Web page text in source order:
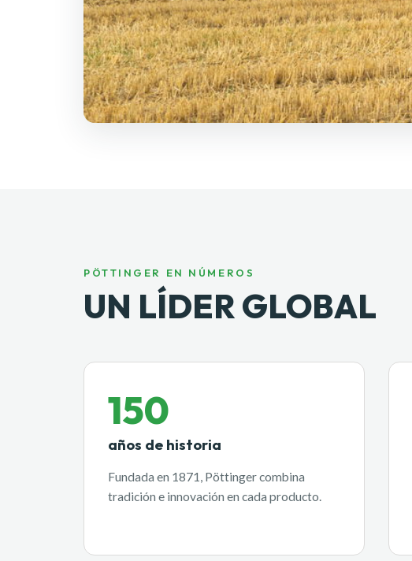
PÖTTINGER EN NÚMEROS
UN LÍDER GLOBAL
150
años de historia
Fundada en 1871, Pöttinger combina
tradición e innovación en cada producto.